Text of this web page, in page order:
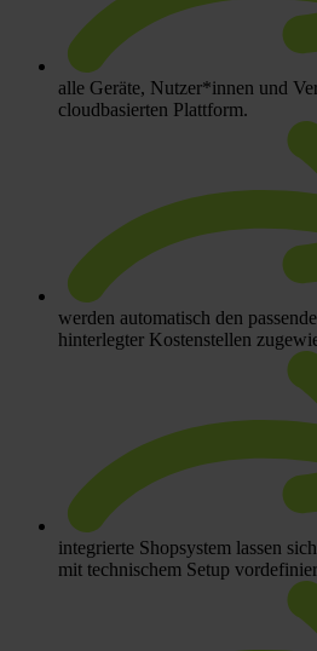
alle Geräte, Nutzer*innen und
cloudbasierten Plattform.
werden automatisch den
hinterlegter Kostenstellen
integrierte Shopsystem lassen
mit technischem Setup